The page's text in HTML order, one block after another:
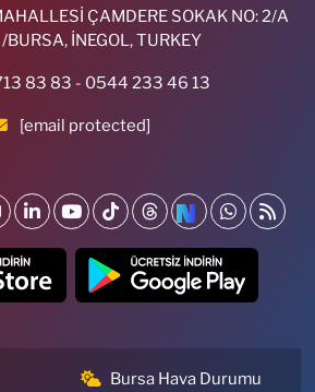
ÇAMDERE SOKAK NO: 2/A
BURSA, İNEGOL, TURKEY
83 83 - 0544 233 46 13
[email protected]
Bursa Hava Durumu